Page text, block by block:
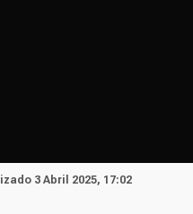
3 Abril 2025, 17:02